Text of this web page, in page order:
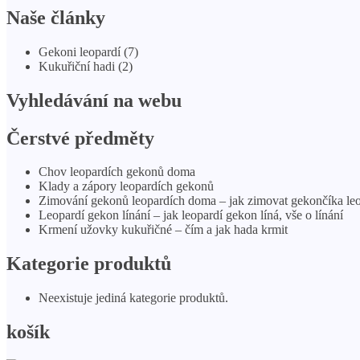
Naše články
Gekoni leopardí (7)
Kukuřiční hadi (2)
Vyhledávání na webu
Čerstvé předměty
Chov leopardích gekonů doma
Klady a zápory leopardích gekonů
Zimování gekonů leopardích doma – jak zimovat gekončíka
Leopardí gekon línání – jak leopardí gekon líná, vše o línání
Krmení užovky kukuřičné – čím a jak hada krmit
Kategorie produktů
Neexistuje jediná kategorie produktů.
košík